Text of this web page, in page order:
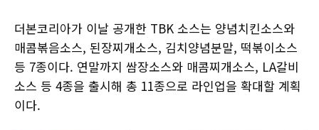
더본코리아가 이날 공개한 TBK 소스는 양념치킨소스와
매콤볶음소스, 된장찌개소스, 김치양념분말, 떡볶이소스
등 7종이다. 연말까지 쌈장소스와 매콤찌개소스, LA갈비
소스 등 4종을 출시해 총 11종으로 라인업을 확대할 계획
이다.